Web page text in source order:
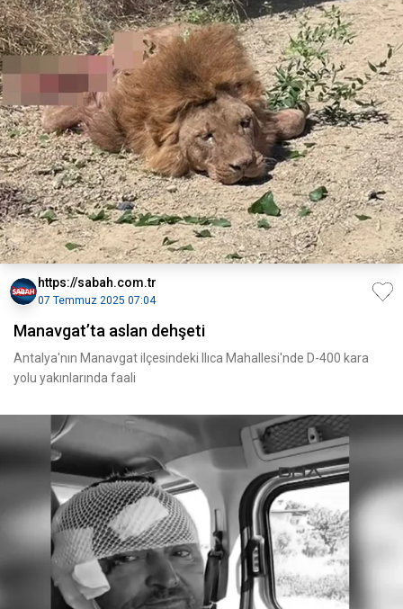
https://sabah.com.tr
07 Temmuz 2025 07:04
Manavgat’ta aslan dehşeti
Antalya'nın Manavgat ilçesindeki Ilıca Mahallesi'nde D-400 kara
yolu yakınlarında faali